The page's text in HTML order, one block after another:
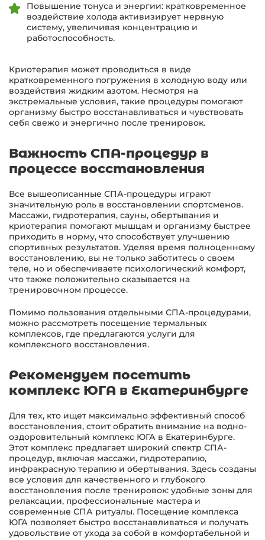
Повышение тонуса и энергии: кратковременное
воздействие холода активизирует нервную
систему, увеличивая концентрацию и
работоспособность.
Криотерапия может проводиться в виде
кратковременного погружения в холодную воду или
воздействия жидким азотом. Несмотря на
экстремальные условия, такие процедуры помогают
организму быстро восстанавливаться и чувствовать
себя свежо и энергично после тренировок.
Важность СПА-процедур в
процессе восстановления
Все вышеописанные СПА-процедуры играют
значительную роль в восстановлении спортсменов.
Массажи, гидротерапия, сауны, обертывания и
криотерапия помогают мышцам и организму быстрее
приходить в норму, что способствует улучшению
спортивных результатов. Уделяя время полноценному
восстановлению, вы не только заботитесь о своем
теле, но и обеспечиваете психологический комфорт,
что также положительно сказывается на
тренировочном процессе.
Помимо пользования отдельными СПА-процедурами,
можно рассмотреть посещение термальных
комплексов, где предлагаются услуги для
комплексного восстановления.
Рекомендуем посетить
комплекс ЮГА в Екатеринбурге
Для тех, кто ищет максимально эффективный способ
восстановления, стоит обратить внимание на водно-
оздоровительный комплекс ЮГА в Екатеринбурге.
Этот комплекс предлагает широкий спектр СПА-
процедур, включая массажи, гидротерапию,
инфракрасную терапию и обертывания. Здесь созданы
все условия для качественного и глубокого
восстановления после тренировок: удобные зоны для
релаксации, профессиональные мастера и
современные СПА ритуалы. Посещение комплекса
ЮГА позволяет быстро восстанавливаться и получать
удовольствие от ухода за собой в комфортабельной и